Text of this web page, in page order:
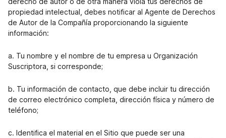
propiedad intelectual, debes notificar al Agente de Derechos
de Autor de la Compañía proporcionando la siguiente
información:
a. Tu nombre y el nombre de tu empresa u Organización
Suscriptora, si corresponde;
b. Tu información de contacto, que debe incluir tu dirección
de correo electrónico completa, dirección física y número de
teléfono;
c. Identifica el material en el Sitio que puede ser una